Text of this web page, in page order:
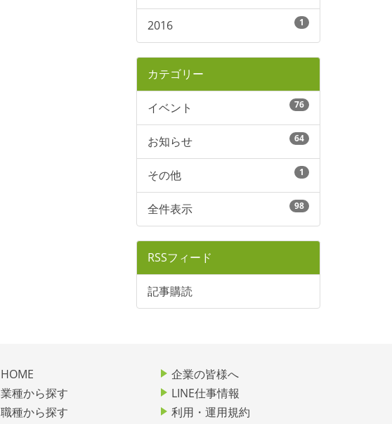
2016 1
カテゴリー
イベント 76
お知らせ 64
その他 1
全件表示 98
RSSフィード
記事購読
HOME
業種から探す
職種から探す
企業の皆様へ
LINE仕事情報
利用・運用規約